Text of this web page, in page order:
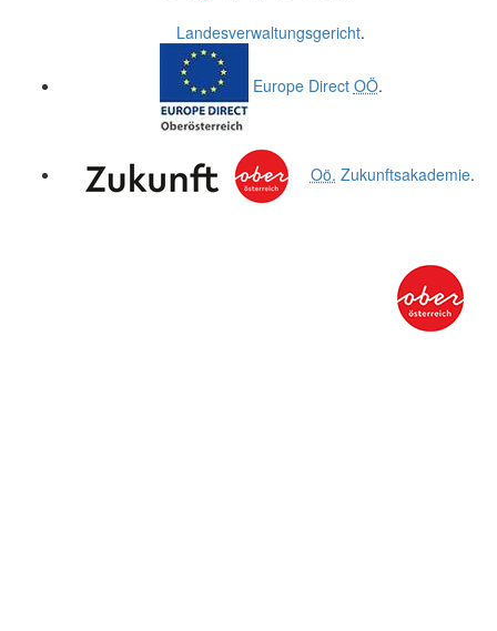
Landesverwaltungsgericht.
Europe Direct OÖ.
Oö. Zukunftsakademie.